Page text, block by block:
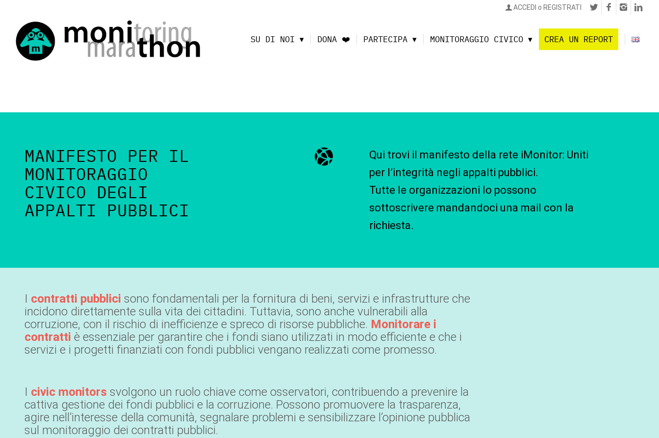
ACCEDI o REGISTRATI
SU DI NOI DONA ❤️ PARTECIPA MONITORAGGIO CIVICO CREA UN REPORT
MANIFESTO PER IL
MONITORAGGIO
CIVICO DEGLI
APPALTI PUBBLICI
Qui trovi il manifesto della rete iMonitor: Uniti
per l’integrità negli appalti pubblici.
Tutte le organizzazioni lo possono
sottoscrivere mandandoci una mail con la
richiesta.
I contratti pubblici sono fondamentali per la fornitura di beni, servizi e infrastrutture che
incidono direttamente sulla vita dei cittadini. Tuttavia, sono anche vulnerabili alla
corruzione, con il rischio di inefficienze e spreco di risorse pubbliche. Monitorare i
contratti è essenziale per garantire che i fondi siano utilizzati in modo efficiente e che i
servizi e i progetti finanziati con fondi pubblici vengano realizzati come promesso.
I civic monitors svolgono un ruolo chiave come osservatori, contribuendo a prevenire la
cattiva gestione dei fondi pubblici e la corruzione. Possono promuovere la trasparenza,
agire nell’interesse della comunità, segnalare problemi e sensibilizzare l’opinione pubblica
sul monitoraggio dei contratti pubblici.